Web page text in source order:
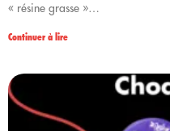
« résine grasse »…
Continuer à lire